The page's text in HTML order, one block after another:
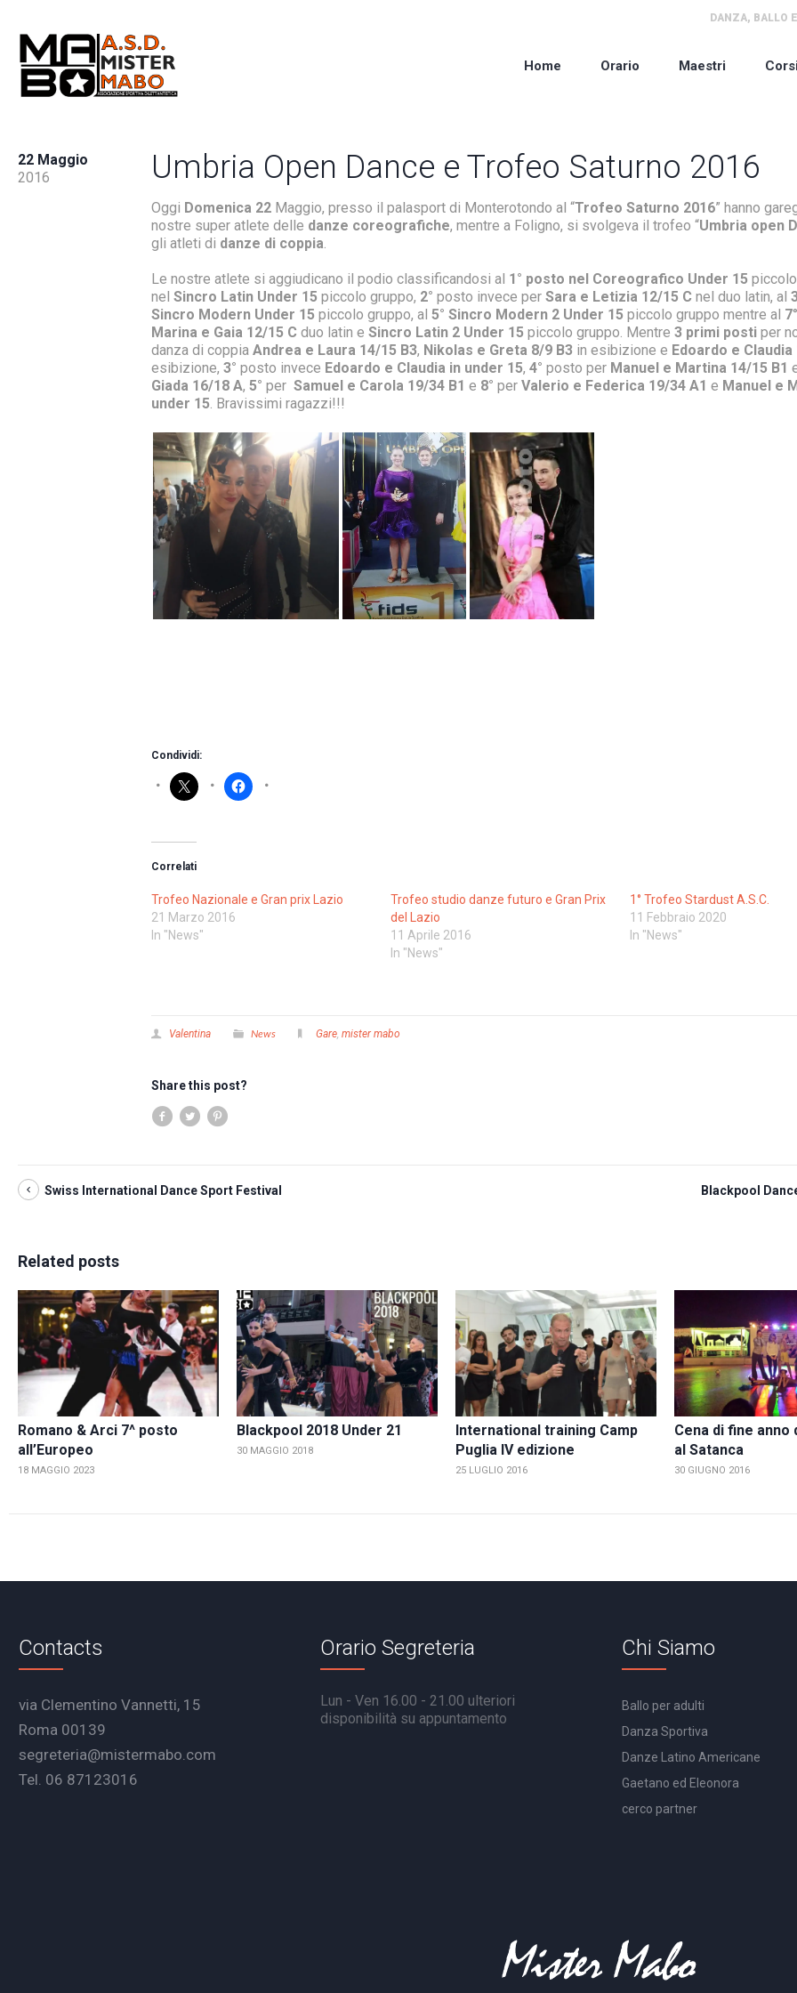
DANZA, BALLO
Home Orario Maestri Corsi
22 Maggio
2016
Umbria Open Dance e Trofeo Saturno 2016
Oggi Domenica 22 Maggio, presso il palasport di Monterotondo al “Trofeo Saturno 2016” hanno
nostre super atlete delle danze coreografiche, mentre a Foligno, si svolgeva il trofeo “Umbria open
gli atleti di danze di coppia.
Le nostre atlete si aggiudicano il podio classificandosi al 1° posto nel Coreografico Under 15
nel Sincro Latin Under 15 piccolo gruppo, 2° posto invece per Sara e Letizia 12/15 C nel duo latin, al
Sincro Modern Under 15 piccolo gruppo, al 5° Sincro Modern 2 Under 15 piccolo gruppo mentre al 7
Marina e Gaia 12/15 C duo latin e Sincro Latin 2 Under 15 piccolo gruppo. Mentre 3 primi posti per
danza di coppia Andrea e Laura 14/15 B3, Nikolas e Greta 8/9 B3 in esibizione e Edoardo e Claudia
esibizione, 3° posto invece Edoardo e Claudia in under 15, 4° posto per Manuel e Martina 14/15 B1
Giada 16/18 A, 5° per Samuel e Carola 19/34 B1 e 8° per Valerio e Federica 19/34 A1 e Manuel e
under 15. Bravissimi ragazzi!!!
Condividi:
Correlati
Trofeo Nazionale e Gran prix Lazio
21 Marzo 2016
In "News"
Trofeo studio danze futuro e Gran Prix
del Lazio
11 Aprile 2016
In "News"
1° Trofeo Stardust A.S.C.
11 Febbraio 2020
In "News"
Valentina News Gare, mister mabo
Share this post?
Swiss International Dance Sport Festival Blackpool
Related posts
Romano & Arci 7^ posto
all’Europeo
18 MAGGIO 2023
Blackpool 2018 Under 21
30 MAGGIO 2018
International training Camp
Puglia IV edizione
25 LUGLIO 2016
Cena di fine anno
al Satanca
30 GIUGNO 2016
Contacts
via Clementino Vannetti, 15
Roma 00139
segreteria@mistermabo.com
Tel. 06 87123016
Orario Segreteria
Lun - Ven 16.00 - 21.00 ulteriori
disponibilità su appuntamento
Chi Siamo
Ballo per adulti
Danza Sportiva
Danze Latino Americane
Gaetano ed Eleonora
cerco partner